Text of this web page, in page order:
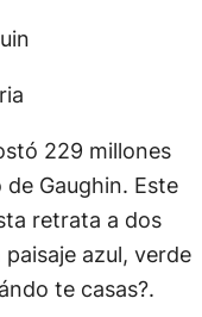
229 millones
Gaughin. Este
retrata a dos
azul, verde
te casas?.